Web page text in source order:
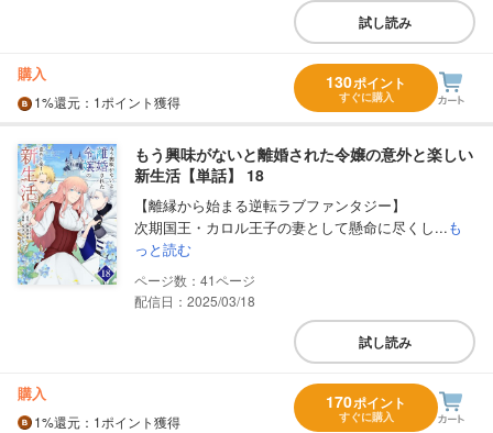
試し読み
購入
1%還元 ：1ポイント獲得
130ポイント
すぐに購入
もう興味がないと離婚された令嬢の意外と楽しい
新生活【単話】 18
【離縁から始まる逆転ラブファンタジー】
次期国王・カロル王子の妻として懸命に尽くし...も
っと読む
41
配信日：2025/03/18
試し読み
購入
1%還元 ：1ポイント獲得
170ポイント
すぐに購入